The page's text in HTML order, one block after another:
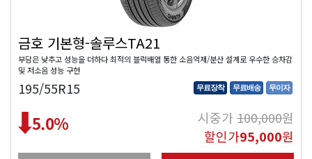
금호 기본형-솔루스TA21
부담은 낮추고 성능을 더하다 최적의 블럭배열 통한 소음억제/분산 설계로 우수한 승차감
및 저소음 성능 구현
195/55R15 무료장착 무료배송 무이자
5.0% 시중가100,000원
할인가95,000원